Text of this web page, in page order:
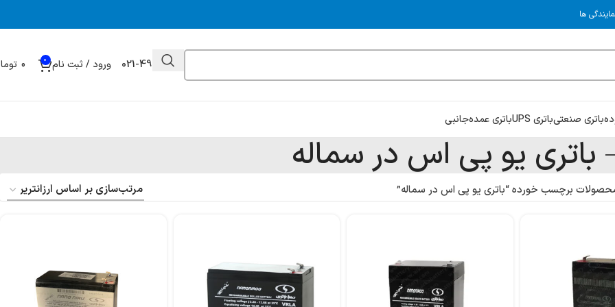
ها
021-49032000 ورود / ثبت نام 0
باتری صنعتیباتری UPS باتری عمدهجانبی
باتری یو پی اس در سماله
برچسب خورده “باتری یو پی اس در سماله”